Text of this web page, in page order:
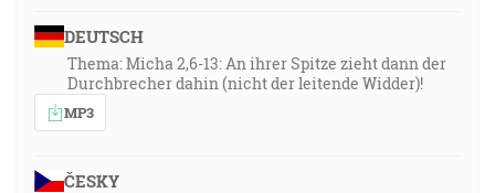
DEUTSCH
Thema: Micha 2,6-13: An ihrer Spitze zieht dann der
Durchbrecher dahin (nicht der leitende Widder)!
MP3
ČESKY